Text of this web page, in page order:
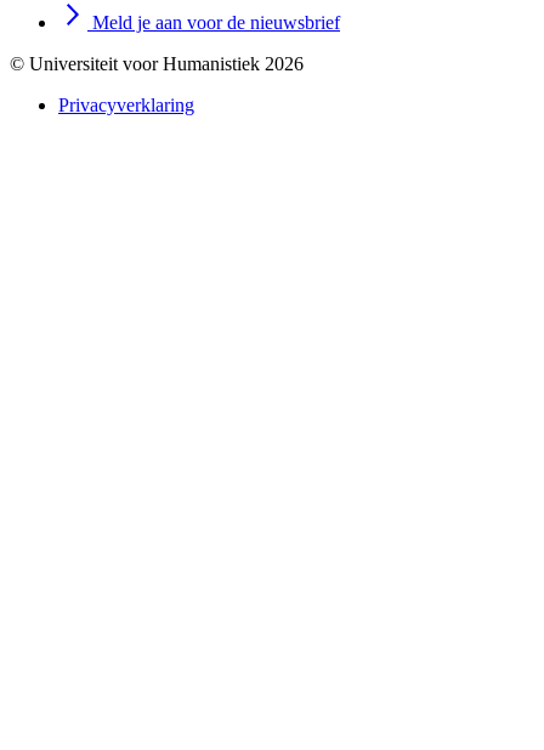
Meld je aan voor de nieuwsbrief
© Universiteit voor Humanistiek 2026
Privacyverklaring